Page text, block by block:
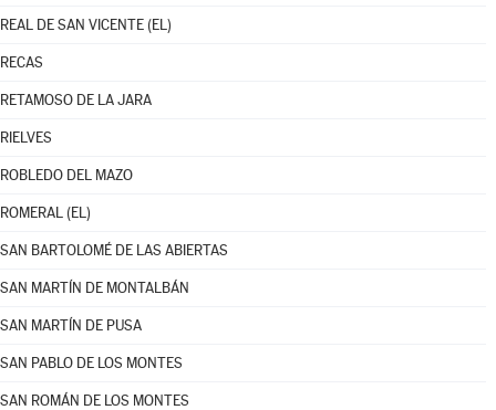
REAL DE SAN VICENTE (EL)
RECAS
RETAMOSO DE LA JARA
RIELVES
ROBLEDO DEL MAZO
ROMERAL (EL)
SAN BARTOLOMÉ DE LAS ABIERTAS
SAN MARTÍN DE MONTALBÁN
SAN MARTÍN DE PUSA
SAN PABLO DE LOS MONTES
SAN ROMÁN DE LOS MONTES